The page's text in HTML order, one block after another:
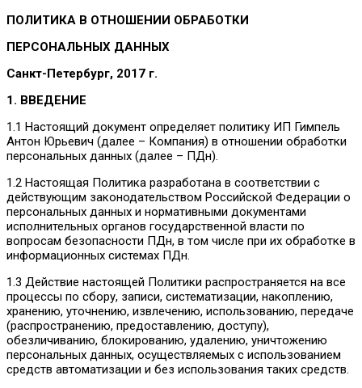
ПОЛИТИКА В ОТНОШЕНИИ ОБРАБОТКИ
ПЕРСОНАЛЬНЫХ ДАННЫХ
Санкт-Петербург, 2017 г.
1. ВВЕДЕНИЕ
1.1 Настоящий документ определяет политику ИП Гимпель
Антон Юрьевич (далее – Компания) в отношении обработки
персональных данных (далее – ПДн).
1.2 Настоящая Политика разработана в соответствии с
действующим законодательством Российской Федерации о
персональных данных и нормативными документами
исполнительных органов государственной власти по
вопросам безопасности ПДн, в том числе при их обработке в
информационных системах ПДн.
1.3 Действие настоящей Политики распространяется на все
процессы по сбору, записи, систематизации, накоплению,
хранению, уточнению, извлечению, использованию, передаче
(распространению, предоставлению, доступу),
обезличиванию, блокированию, удалению, уничтожению
персональных данных, осуществляемых с использованием
средств автоматизации и без использования таких средств.